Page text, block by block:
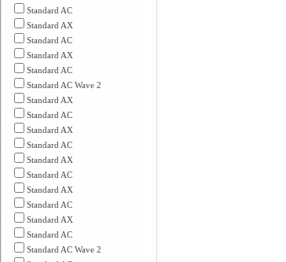
Standard AC
Standard AX
Standard AC
Standard AX
Standard AC
Standard AC Wave 2
Standard AX
Standard AC
Standard AX
Standard AC
Standard AX
Standard AC
Standard AX
Standard AC
Standard AX
Standard AC
Standard AC Wave 2